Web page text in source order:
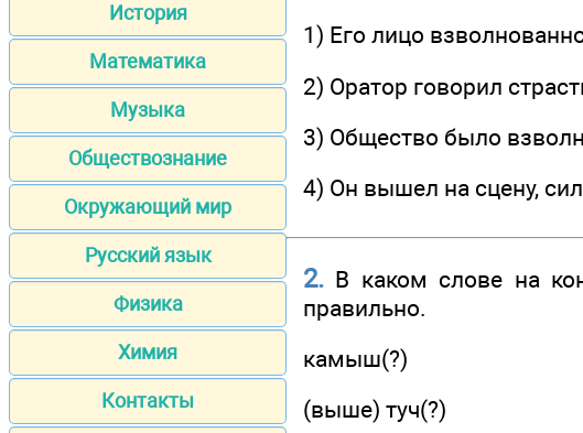
История
Математика
Музыка
Обществознание
Окружающий мир
Русский язык
Физика
Химия
Контакты
1) Его лицо
2) Оратор говорил
3) Общество было
4) Он вышел на сцену,
2. В каком слове на
правильно.
камыш(?)
(выше) туч(?)